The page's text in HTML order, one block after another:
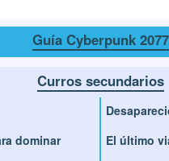
Guía Cyberpunk 2077
Curros secundarios
dominar
El último